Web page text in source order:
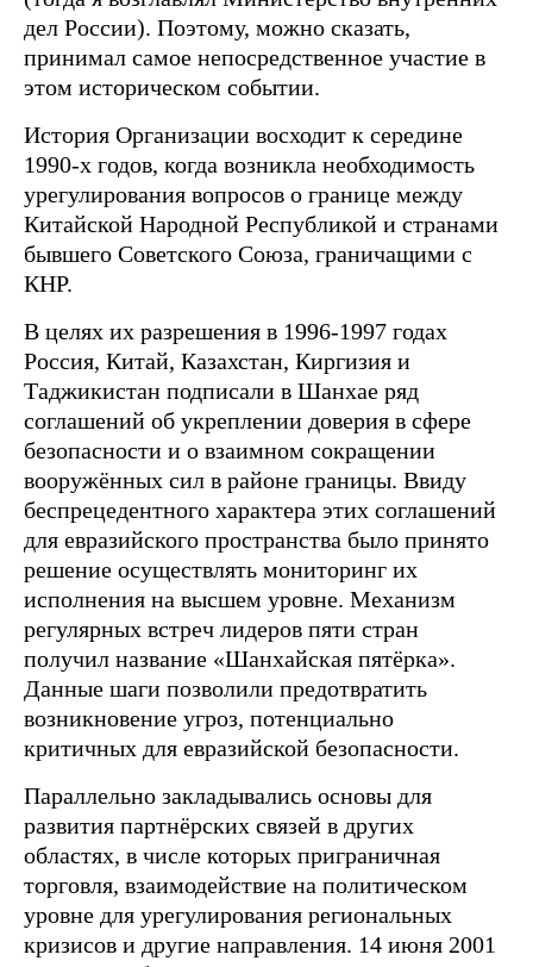
дел России). Поэтому, можно сказать,
принимал самое непосредственное участие в
этом историческом событии.
История Организации восходит к середине
1990-х годов, когда возникла необходимость
урегулирования вопросов о границе между
Китайской Народной Республикой и странами
бывшего Советского Союза, граничащими с
КНР.
В целях их разрешения в 1996-1997 годах
Россия, Китай, Казахстан, Киргизия и
Таджикистан подписали в Шанхае ряд
соглашений об укреплении доверия в сфере
безопасности и о взаимном сокращении
вооружённых сил в районе границы. Ввиду
беспрецедентного характера этих соглашений
для евразийского пространства было принято
решение осуществлять мониторинг их
исполнения на высшем уровне. Механизм
регулярных встреч лидеров пяти стран
получил название «Шанхайская пятёрка».
Данные шаги позволили предотвратить
возникновение угроз, потенциально
критичных для евразийской безопасности.
Параллельно закладывались основы для
развития партнёрских связей в других
областях, в числе которых приграничная
торговля, взаимодействие на политическом
уровне для урегулирования региональных
кризисов и другие направления. 14 июня 2001